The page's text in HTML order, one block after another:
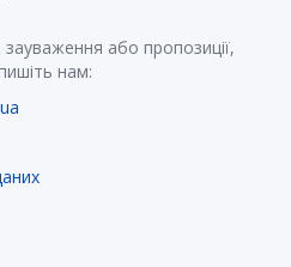
або пропозиції,
нам: